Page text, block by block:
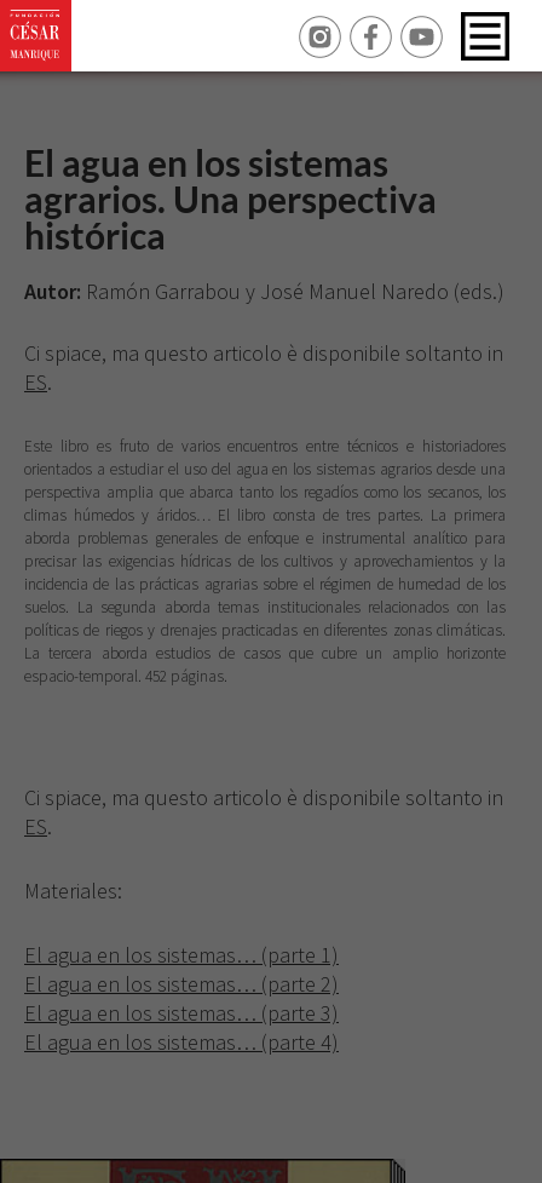
El agua en los sistemas
agrarios. Una perspectiva
histórica
Autor: Ramón Garrabou y José Manuel Naredo (eds.)
Ci spiace, ma questo articolo è disponibile soltanto in
ES.
Este libro es fruto de varios encuentros entre técnicos e historiadores
orientados a estudiar el uso del agua en los sistemas agrarios desde una
perspectiva amplia que abarca tanto los regadíos como los secanos, los
climas húmedos y áridos… El libro consta de tres partes. La primera
aborda problemas generales de enfoque e instrumental analítico para
precisar las exigencias hídricas de los cultivos y aprovechamientos y la
incidencia de las prácticas agrarias sobre el régimen de humedad de los
suelos. La segunda aborda temas institucionales relacionados con las
políticas de riegos y drenajes practicadas en diferentes zonas climáticas.
La tercera aborda estudios de casos que cubre un amplio horizonte
espacio-temporal. 452 páginas.
Ci spiace, ma questo articolo è disponibile soltanto in
ES.
Materiales:
El agua en los sistemas… (parte 1)
El agua en los sistemas… (parte 2)
El agua en los sistemas… (parte 3)
El agua en los sistemas… (parte 4)